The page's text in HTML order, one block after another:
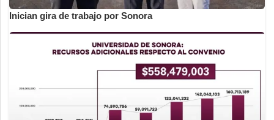
Inician gira de trabajo por Sonora